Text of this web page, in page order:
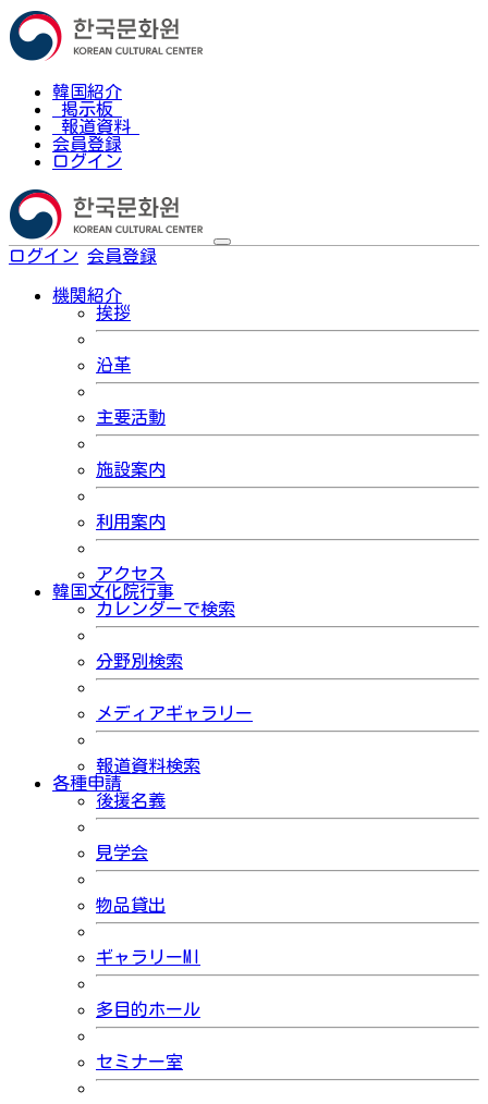
韓国紹介
掲示板
報道資料
会員登録
ログイン
ログイン 会員登録
機関紹介
挨拶
沿革
主要活動
施設案内
利用案内
アクセス
韓国文化院行事
カレンダーで検索
分野別検索
メディアギャラリー
報道資料検索
各種申請
後援名義
見学会
物品貸出
ギャラリーMI
多目的ホール
セミナー室